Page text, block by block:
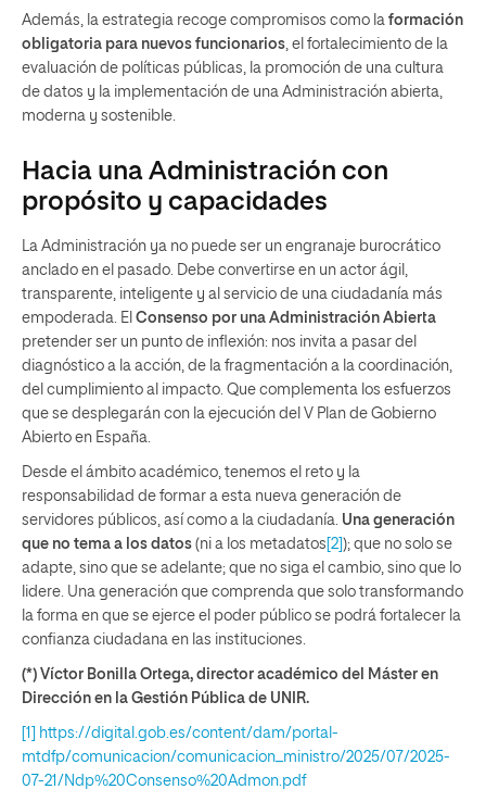
Además, la estrategia recoge compromisos como la formación
obligatoria para nuevos funcionarios, el fortalecimiento de la
evaluación de políticas públicas, la promoción de una cultura
de datos y la implementación de una Administración abierta,
moderna y sostenible.
Hacia una Administración con
propósito y capacidades
La Administración ya no puede ser un engranaje burocrático
anclado en el pasado. Debe convertirse en un actor ágil,
transparente, inteligente y al servicio de una ciudadanía más
empoderada. El Consenso por una Administración Abierta
pretender ser un punto de inflexión: nos invita a pasar del
diagnóstico a la acción, de la fragmentación a la coordinación,
del cumplimiento al impacto. Que complementa los esfuerzos
que se desplegarán con la ejecución del V Plan de Gobierno
Abierto en España.
Desde el ámbito académico, tenemos el reto y la
responsabilidad de formar a esta nueva generación de
servidores públicos, así como a la ciudadanía. Una generación
que no tema a los datos (ni a los metadatos [2] ); que no solo se
adapte, sino que se adelante; que no siga el cambio, sino que lo
lidere. Una generación que comprenda que solo transformando
la forma en que se ejerce el poder público se podrá fortalecer la
confianza ciudadana en las instituciones.
(*) Víctor Bonilla Ortega, director académico del Máster en
Dirección en la Gestión Pública de UNIR.
[1]
https://digital.gob.es/content/dam/portal-
mtdfp/comunicacion/comunicacion_ministro/2025/07/2025-
07-21/Ndp%20Consenso%20Admon.pdf